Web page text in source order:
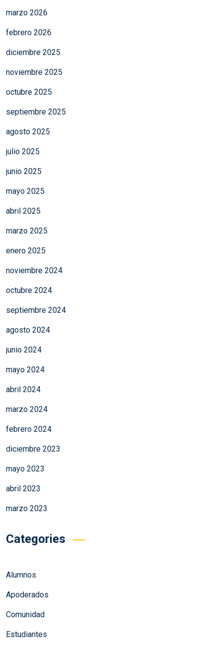
marzo 2026
febrero 2026
diciembre 2025
noviembre 2025
octubre 2025
septiembre 2025
agosto 2025
julio 2025
junio 2025
mayo 2025
abril 2025
marzo 2025
enero 2025
noviembre 2024
octubre 2024
septiembre 2024
agosto 2024
junio 2024
mayo 2024
abril 2024
marzo 2024
febrero 2024
diciembre 2023
mayo 2023
abril 2023
marzo 2023
Categories
Alumnos
Apoderados
Comunidad
Estudiantes